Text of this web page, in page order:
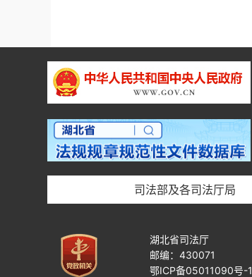
司法部及各司法厅局
湖北省司法厅
邮编：430071
鄂ICP备05011090号-1